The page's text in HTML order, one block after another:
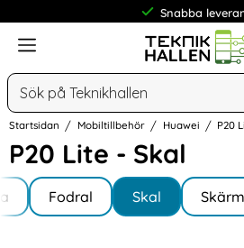
Snabba
Meny
Sök
Startsidan Mobiltillbehör Huawei P20
P20 Lite - Skal
Hoppa
till
produkter
Underkategorier
Fodral Skal